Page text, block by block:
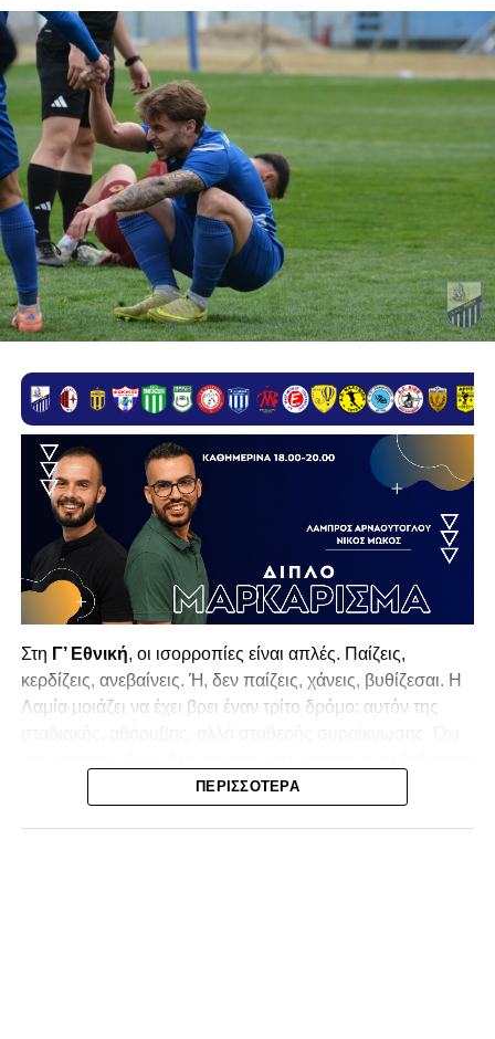
Στη Γ’ Εθνική, οι ισορροπίες είναι απλές. Παίζεις,
κερδίζεις, ανεβαίνεις. Ή, δεν παίζεις, χάνεις, βυθίζεσαι. Η
Λαμία μοιάζει να έχει βρει έναν τρίτο δρόμο: αυτόν της
της κατηγορίας. Της συρρίκνωσης της ίδιας της
ΠΕΡΙΣΣΌΤΕΡΑ